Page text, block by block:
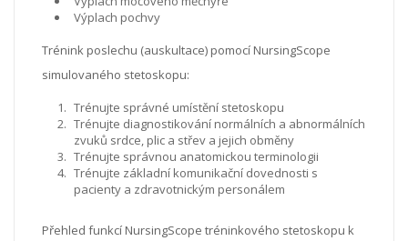
Výplach pochvy
Trénink poslechu (auskultace) pomocí NursingScope
simulovaného stetoskopu:
Trénujte správné umístění stetoskopu
Trénujte diagnostikování normálních a abnormálních
zvuků srdce, plic a střev a jejich obměny
Trénujte správnou anatomickou terminologii
Trénujte základní komunikační dovednosti s
pacienty a zdravotnickým personálem
Přehled funkcí NursingScope tréninkového stetoskopu k